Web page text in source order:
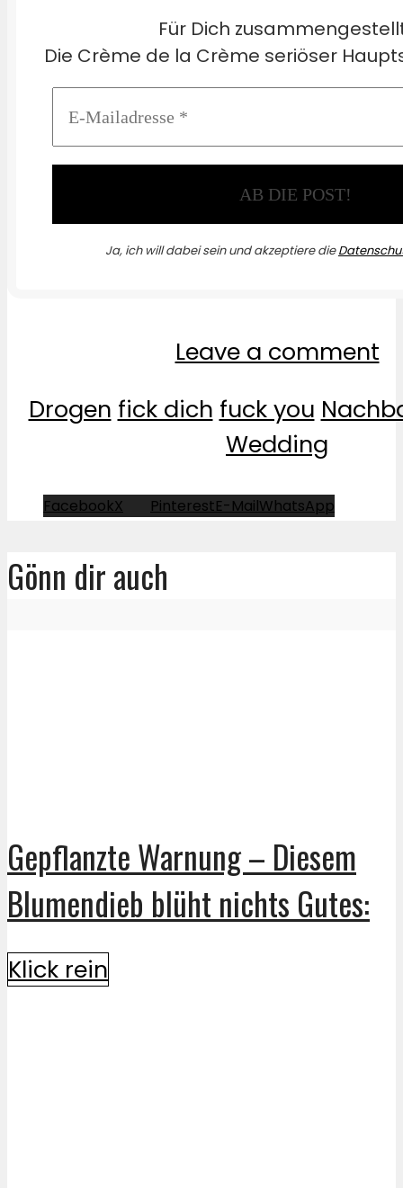
Für Dich
Die Crème de la Crème seriöser
Ja, ich will dabei sein und akzeptiere die
Leave a comment
Drogen fick dich fuck you
Wedding
FacebookX PinterestE-MailWhatsApp
Gönn dir auch
Gepflanzte Warnung – Diesem
Blumendieb blüht nichts Gutes:
Klick rein